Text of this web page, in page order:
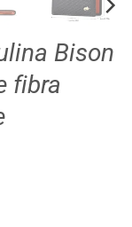
Bison
fibra